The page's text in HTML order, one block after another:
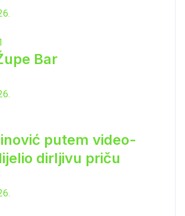
Bar
putem video-
dirljivu priču